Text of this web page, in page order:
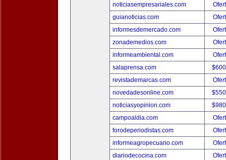
noticiasempresariales.com
guianoticias.com
informesdemercado.com
zonademedios.com
informeambiental.com
salaprensa.com
revistademarcas.com
novedadesonline.com
noticiasyopinion.com
campoaldia.com
forodeperiodistas.com
informeagropecuario.com
diariodecocina.com